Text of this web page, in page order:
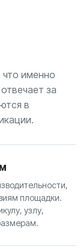
именно
за
в
площадки.
узлу,